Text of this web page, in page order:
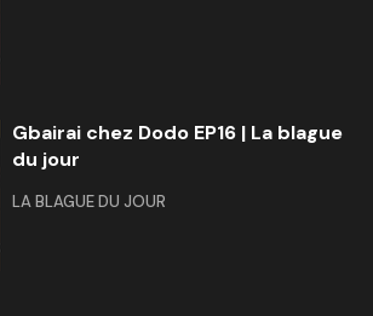
Gbairai chez Dodo EP16 | La blague
du jour
LA BLAGUE DU JOUR